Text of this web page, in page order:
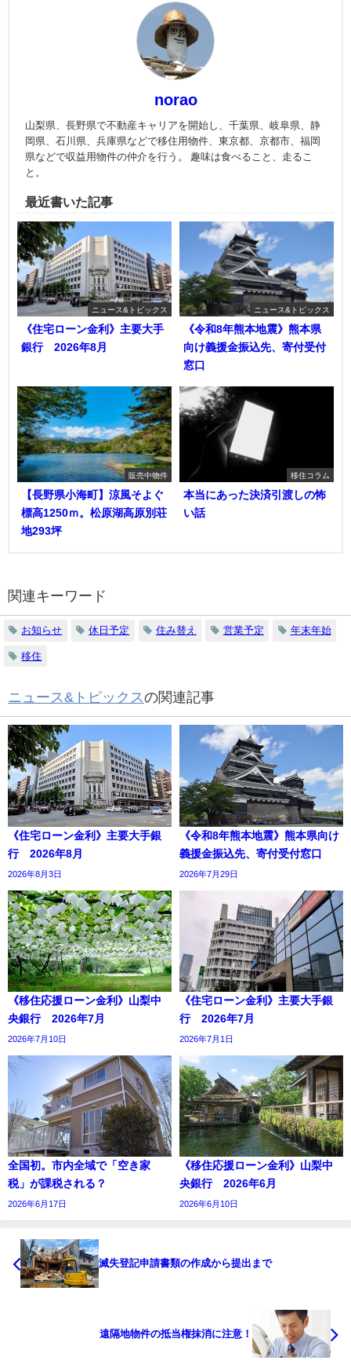
norao
山梨県、長野県で不動産キャリアを開始し、千葉県、岐阜県、静
岡県、石川県、兵庫県などで移住用物件、東京都、京都市、福岡
県などで収益用物件の仲介を行う。 趣味は食べること、走るこ
と。
最近書いた記事
ニュース&トピックス
《住宅ローン金利》主要大手
銀行 2026年8月
ニュース&トピックス
《令和8年熊本地震》熊本県
向け義援金振込先、寄付受付
窓口
販売中物件
【長野県小海町】涼風そよぐ
標高1250ｍ。松原湖高原別荘
地293坪
移住コラム
本当にあった決済引渡しの怖
い話
関連キーワード
お知らせ 休日予定 住み替え 営業予定 年末年始
移住
ニュース&トピックスの関連記事
《住宅ローン金利》主要大手銀
行 2026年8月
2026年8月3日
《令和8年熊本地震》熊本県向け
義援金振込先、寄付受付窓口
2026年7月29日
《移住応援ローン金利》山梨中
央銀行 2026年7月
2026年7月10日
《住宅ローン金利》主要大手銀
行 2026年7月
2026年7月1日
全国初。市内全域で「空き家
税」が課税される？
2026年6月17日
《移住応援ローン金利》山梨中
央銀行 2026年6月
2026年6月10日
滅失登記申請書類の作成から提出まで
遠隔地物件の抵当権抹消に注意！